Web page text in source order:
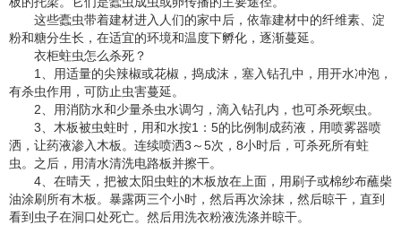
这些蠹虫带着建材进入人们的家中后，依靠建材中的纤维素、淀
粉和糖分生长，在适宜的环境和温度下孵化，逐渐蔓延。
衣柜蛀虫怎么杀死？
1、用适量的尖辣椒或花椒，捣成沫，塞入钻孔中，用开水冲泡，
有杀虫作用，可防止虫害蔓延。
2、用消防水和少量杀虫水调匀，滴入钻孔内，也可杀死螟虫。
3、木板被虫蛀时，用和水按1：5的比例制成药液，用喷雾器喷
洒，让药液渗入木板。连续喷洒3～5次，8小时后，可杀死所有蛀
虫。之后，用清水清洗电路板并擦干。
4、在晴天，把被太阳虫蛀的木板放在上面，用刷子或棉纱布蘸柴
油涂刷所有木板。暴露两三个小时，然后再次涂抹，然后晾干，直到
看到虫子在洞口处死亡。然后用洗衣粉液洗涤并晾干。